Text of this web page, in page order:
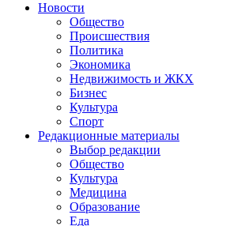
Новости
Общество
Происшествия
Политика
Экономика
Недвижимость и ЖКХ
Бизнес
Культура
Спорт
Редакционные материалы
Выбор редакции
Общество
Культура
Медицина
Образование
Еда